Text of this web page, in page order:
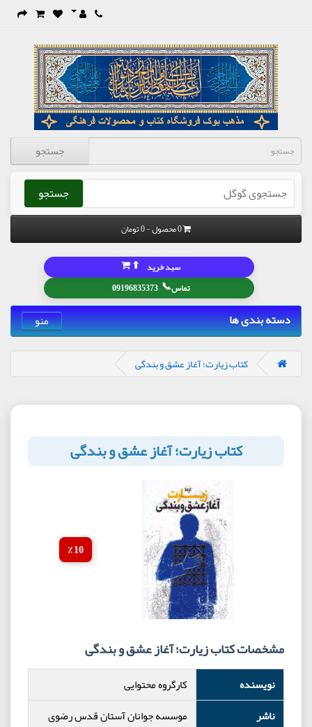
جستجو
جستجو
0 محصول - 0 تومان
تماس📞
09196835373
سبد خرید ⬆
دسته بندی ها منو
کتاب زیارت؛ آغاز عشق و بندگی
کتاب زیارت؛ آغاز عشق و بندگی
10 ٪
مشخصات کتاب زیارت؛ آغاز عشق و بندگی
نویسنده
کارگروه محتوایی
ناشر
موسسه جوانان آستان قدس رضوی